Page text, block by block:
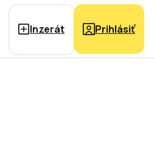
Inzerát Prihlásiť